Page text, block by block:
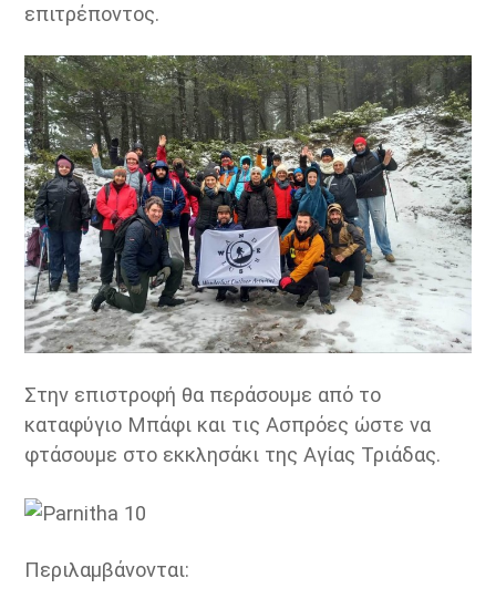
επιτρέποντος.
Στην επιστροφή θα περάσουμε από το
καταφύγιο Μπάφι και τις Ασπρόες ώστε να
φτάσουμε στο εκκλησάκι της Αγίας Τριάδας.
Περιλαμβάνονται: